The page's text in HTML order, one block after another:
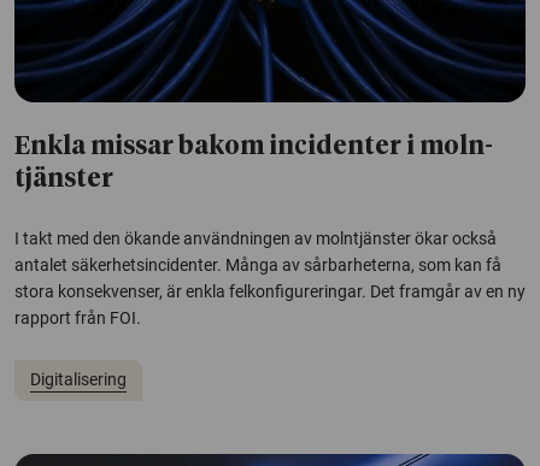
Enkla missar bakom incidenter i moln­
tjänster
I takt med den ökande användningen av molntjänster ökar också
antalet säkerhetsincidenter. Många av sårbarheterna, som kan få
stora konsekvenser, är enkla felkonfigureringar. Det framgår av en ny
rapport från FOI.
Digitalisering